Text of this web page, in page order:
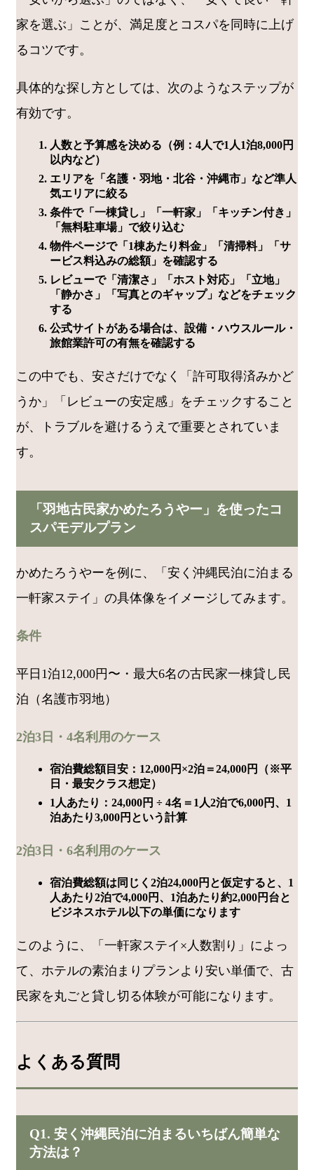
家を選ぶ」ことが、満足度とコスパを同時に上げ
るコツです。
具体的な探し方としては、次のようなステップが
有効です。
人数と予算感を決める（例：4人で1人1泊8,000円
以内など）
エリアを「名護・羽地・北谷・沖縄市」など準人
気エリアに絞る
条件で「一棟貸し」「一軒家」「キッチン付き」
「無料駐車場」で絞り込む
物件ページで「1棟あたり料金」「清掃料」「サ
ービス料込みの総額」を確認する
レビューで「清潔さ」「ホスト対応」「立地」
「静かさ」「写真とのギャップ」などをチェック
する
公式サイトがある場合は、設備・ハウスルール・
旅館業許可の有無を確認する
この中でも、安さだけでなく「許可取得済みかど
うか」「レビューの安定感」をチェックすること
が、トラブルを避けるうえで重要とされていま
す。
「羽地古民家かめたろうやー」を使ったコ
スパモデルプラン
かめたろうやーを例に、「安く沖縄民泊に泊まる
一軒家ステイ」の具体像をイメージしてみます。
条件
平日1泊12,000円〜・最大6名の古民家一棟貸し民
泊（名護市羽地）
2泊3日・4名利用のケース
宿泊費総額目安：12,000円×2泊＝24,000円（※平
日・最安クラス想定）
1人あたり：24,000円 ÷ 4名＝1人2泊で6,000円、1
泊あたり3,000円という計算
2泊3日・6名利用のケース
宿泊費総額は同じく2泊24,000円と仮定すると、1
人あたり2泊で4,000円、1泊あたり約2,000円台と
ビジネスホテル以下の単価になります
このように、「一軒家ステイ×人数割り」によっ
て、ホテルの素泊まりプランより安い単価で、古
民家を丸ごと貸し切る体験が可能になります。
よくある質問
Q1. 安く沖縄民泊に泊まるいちばん簡単な
方法は？